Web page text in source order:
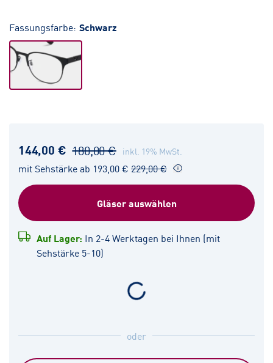
Fassungsfarbe: Schwarz
144,00 € 180,00 € inkl. 19% MwSt.
mit Sehstärke ab 193,00 € 229,00 €
Gläser auswählen
Auf Lager: In 2-4 Werktagen bei Ihnen (mit
Sehstärke 5-10)
oder